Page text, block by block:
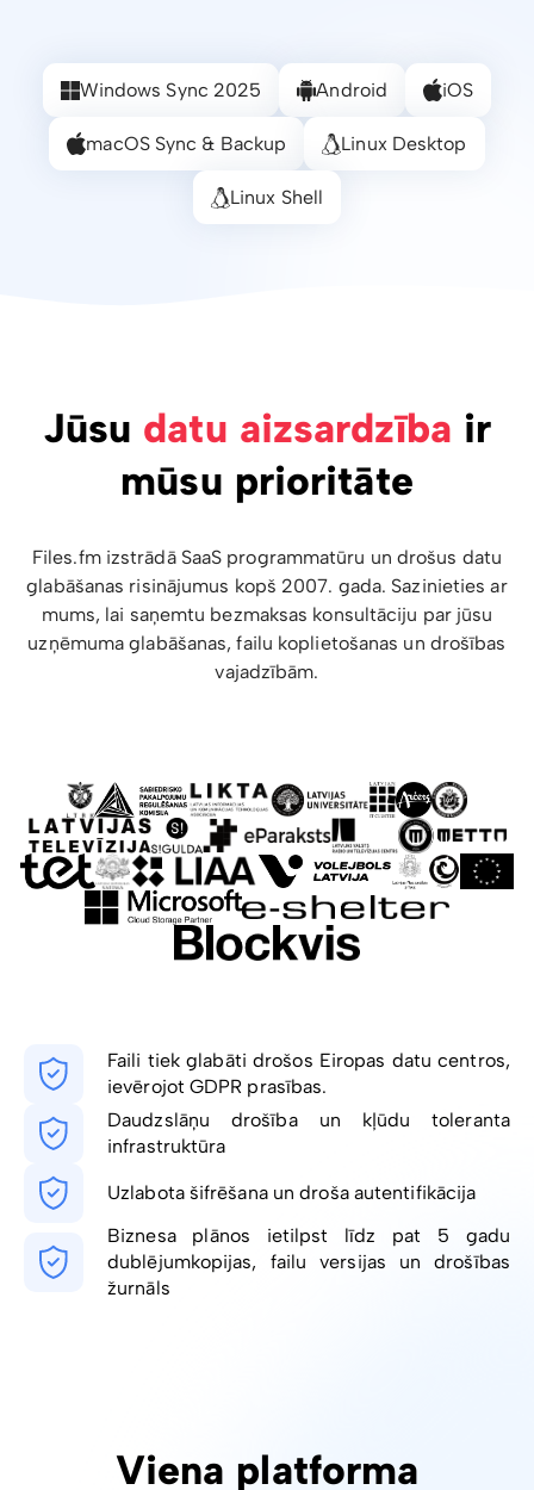
Windows Sync 2025 Android iOS
macOS Sync & Backup Linux Desktop
Linux Shell
Jūsu datu aizsardzība ir
mūsu prioritāte
Files.fm izstrādā SaaS programmatūru un drošus datu
glabāšanas risinājumus kopš 2007. gada. Sazinieties ar
mums, lai saņemtu bezmaksas konsultāciju par jūsu
uzņēmuma glabāšanas, failu koplietošanas un drošības
vajadzībām.
Faili tiek glabāti drošos Eiropas datu centros,
ievērojot GDPR prasības.
Daudzslāņu drošība un kļūdu toleranta
infrastruktūra
Uzlabota šifrēšana un droša autentifikācija
Biznesa plānos ietilpst līdz pat 5 gadu
dublējumkopijas, failu versijas un drošības
žurnāls
Viena platforma